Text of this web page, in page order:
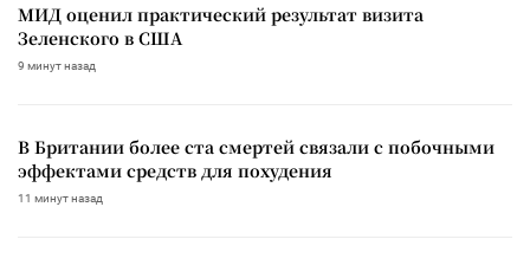
МИД оценил практический результат визита
Зеленского в США
9 минут назад
В Британии более ста смертей связали с побочными
эффектами средств для похудения
11 минут назад